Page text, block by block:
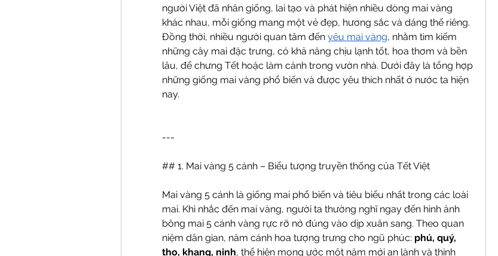
người Việt đã nhân giống, lai tạo và phát hiện nhiều dòng mai vàng
khác nhau, mỗi giống mang một vẻ đẹp, hương sắc và dáng thế riêng.
Đồng thời, nhiều người quan tâm đến yêu mai vàng, nhằm tìm kiếm
những cây mai đặc trưng, có khả năng chịu lạnh tốt, hoa thơm và bền
lâu, để chưng Tết hoặc làm cảnh trong vườn nhà. Dưới đây là tổng hợp
những giống mai vàng phổ biến và được yêu thích nhất ở nước ta hiện
nay.
---
## 1. Mai vàng 5 cánh – Biểu tượng truyền thống của Tết Việt
Mai vàng 5 cánh là giống mai phổ biến và tiêu biểu nhất trong các loài
mai. Khi nhắc đến mai vàng, người ta thường nghĩ ngay đến hình ảnh
bông mai 5 cánh vàng rực rỡ nở đúng vào dịp xuân sang. Theo quan
niệm dân gian, năm cánh hoa tượng trưng cho ngũ phúc: phú, quý,
thọ, khang, ninh, thể hiện mong ước một năm mới an lành và thịnh